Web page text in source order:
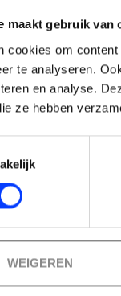
maakt gebruik van
cookies om
te analyseren.
en analyse.
ze hebben
WEIGEREN
FPV RC
Email